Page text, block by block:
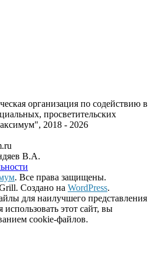
организация по содействию в
просветительских
2018 - 2026
В.А.
. Все права защищены.
Создано на WordPress.
для наилучшего представления
этот сайт, вы
cookie-файлов.